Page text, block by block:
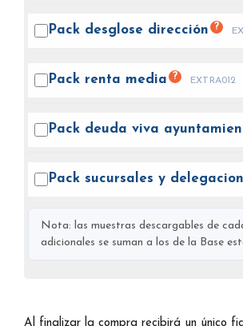
Pack desglose dirección ?
Pack renta media ? EXTRA012
Pack deuda viva
Pack sucursales y
Nota: las muestras descargables de
adicionales se suman a los de la Base
Al finalizar la compra recibirá un único